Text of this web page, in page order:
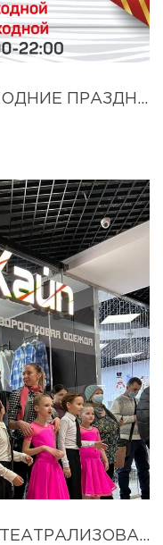
РЕЖИМ РАБОТЫ В НОВОГОДНИЕ ПРАЗДНИКИ!
«КУЛЬТУРНЫЙ ШОКИНГ» ТЕАТРАЛИЗОВАННОЕ ПРЕДСТАВЛЕНИЕ 18 ДЕКАБРЯ 2021